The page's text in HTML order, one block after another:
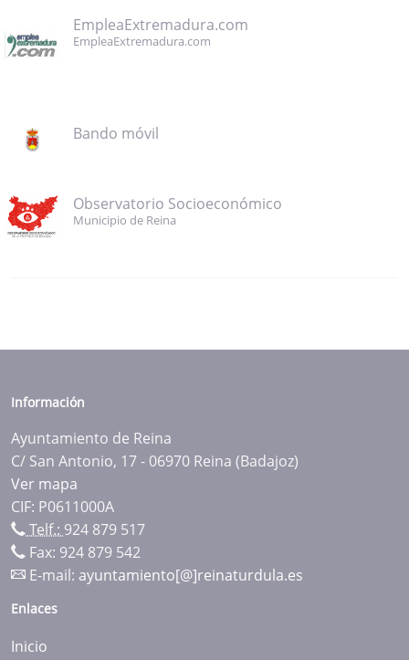
EmpleaExtremadura.com
EmpleaExtremadura.com
Bando móvil
Observatorio Socioeconómico
Municipio de Reina
Información
Ayuntamiento de Reina
C/ San Antonio, 17 - 06970 Reina (Badajoz)
Ver mapa
CIF: P0611000A
Telf.: 924 879 517
Fax: 924 879 542
E-mail: ayuntamiento[@]reinaturdula.es
Enlaces
Inicio